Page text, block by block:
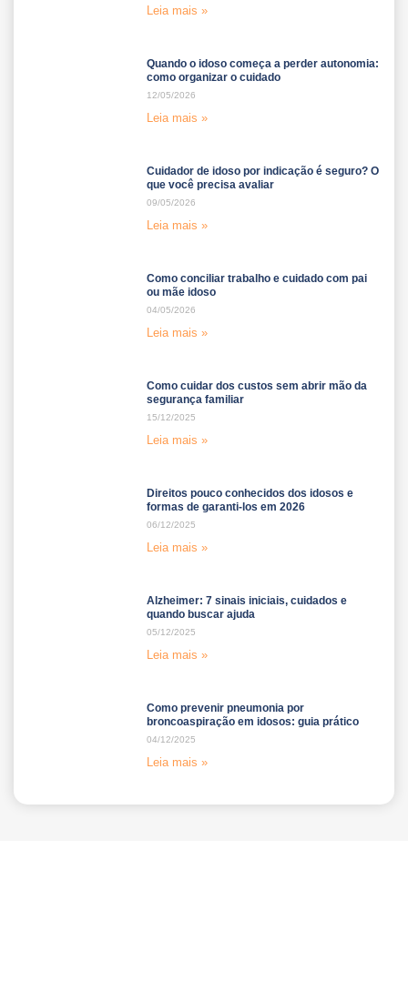
Leia mais »
Quando o idoso começa a perder autonomia:
como organizar o cuidado
12/05/2026
Leia mais »
Cuidador de idoso por indicação é seguro? O
que você precisa avaliar
09/05/2026
Leia mais »
Como conciliar trabalho e cuidado com pai
ou mãe idoso
04/05/2026
Leia mais »
Como cuidar dos custos sem abrir mão da
segurança familiar
15/12/2025
Leia mais »
Direitos pouco conhecidos dos idosos e
formas de garanti-los em 2026
06/12/2025
Leia mais »
Alzheimer: 7 sinais iniciais, cuidados e
quando buscar ajuda
05/12/2025
Leia mais »
Como prevenir pneumonia por
broncoaspiração em idosos: guia prático
04/12/2025
Leia mais »